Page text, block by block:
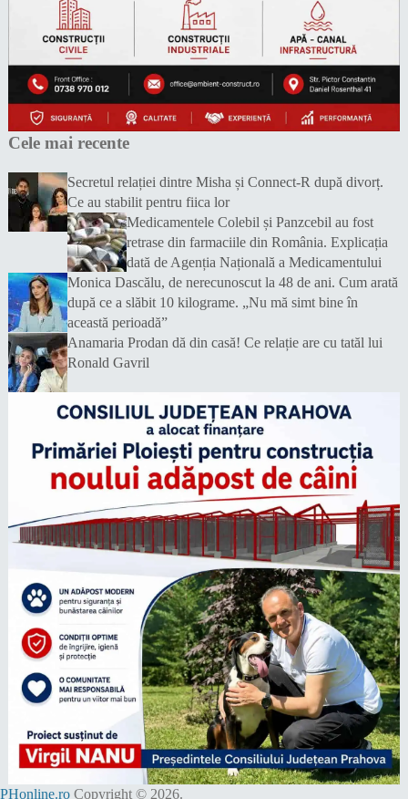
Cele mai recente
Secretul relației dintre Misha și Connect-R după divorț.
Ce au stabilit pentru fiica lor
Medicamentele Colebil și Panzcebil au fost
retrase din farmaciile din România. Explicația
dată de Agenția Națională a Medicamentului
Monica Dascălu, de nerecunoscut la 48 de ani. Cum arată
după ce a slăbit 10 kilograme. „Nu mă simt bine în
această perioadă”
Anamaria Prodan dă din casă! Ce relație are cu tatăl lui
Ronald Gavril
PHonline.ro Copyright © 2026.